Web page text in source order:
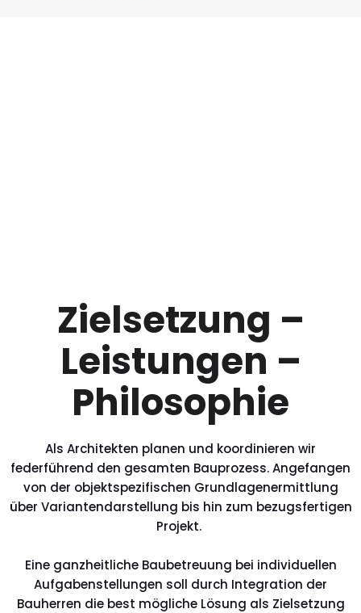
Zielsetzung –
Leistungen –
Philosophie
Als Architekten planen und koordinieren wir
federführend den gesamten Bauprozess. Angefangen
von der objektspezifischen Grundlagenermittlung
über Variantendarstellung bis hin zum bezugsfertigen
Projekt.
Eine ganzheitliche Baubetreuung bei individuellen
Aufgabenstellungen soll durch Integration der
Bauherren die best mögliche Lösung als Zielsetzung